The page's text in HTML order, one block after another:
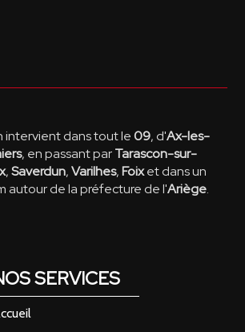
SERVICES
intervient dans tout le09, d'Ax-les-
, en passant parTarascon-sur-
,Saverdun,Varilhes,Foixet dans un
autour de la préfecture de l'Ariège.